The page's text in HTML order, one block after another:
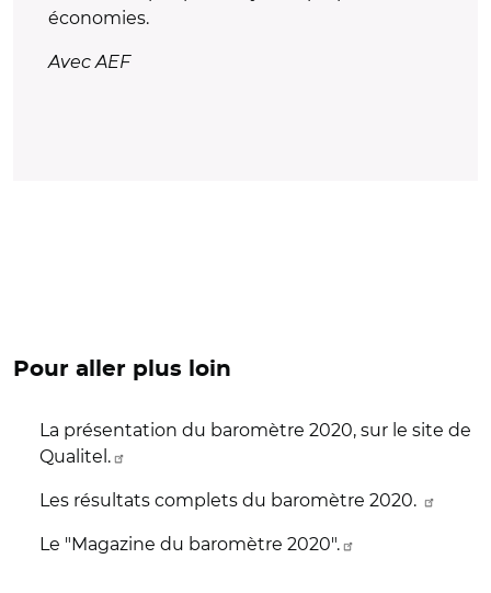
économies.
Avec AEF
Pour aller plus loin
La présentation du baromètre 2020, sur le site de
Qualitel.
Les résultats complets du baromètre 2020.
Le "Magazine du baromètre 2020".